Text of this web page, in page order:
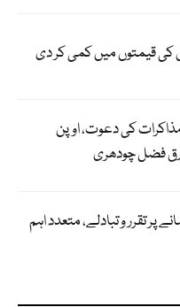
کی قیمتوں میں کمی کر دی
کی دعوت، اوپن
فضل چودھری
پر تقرر و تبادلے، متعدد اہم